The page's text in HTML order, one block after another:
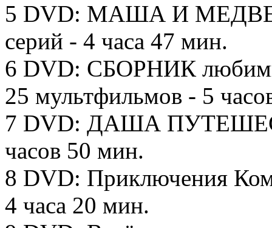
5 DVD: МАША И
серий - 4 часа 47 мин.
6 DVD: СБОРНИК
25 мультфильмов - 5
7 DVD: ДАША
часов 50 мин.
8 DVD: Приключения
4 часа 20 мин.